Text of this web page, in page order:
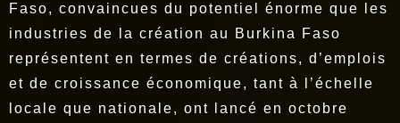
Faso, convaincues du potentiel énorme que les
industries de la création au Burkina Faso
représentent en termes de créations, d’emplois
et de croissance économique, tant à l’échelle
locale que nationale, ont lancé en octobre